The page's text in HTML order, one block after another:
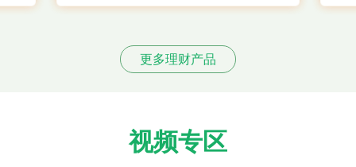
更多理财产品
视频专区